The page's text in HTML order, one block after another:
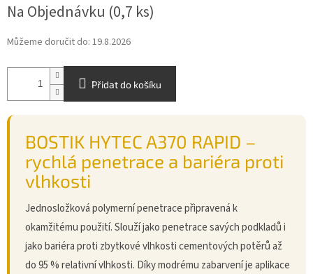
cena:
Na Objednávku (0,7 ks)
Můžeme doručit do: 19.8.2026
Přidat do košíku
BOSTIK HYTEC A370 RAPID –
rychlá penetrace a bariéra proti
vlhkosti
Jednosložková polymerní penetrace připravená k
okamžitému použití. Slouží jako penetrace savých podkladů i
jako bariéra proti zbytkové vlhkosti cementových potěrů až
do 95 % relativní vlhkosti. Díky modrému zabarvení je aplikace